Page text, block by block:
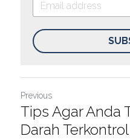
Previous
Tips Agar Anda
Darah Terkontrol